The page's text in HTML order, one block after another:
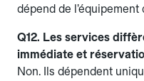
dépend de l’équipement
Q12. Les services
immédiate et
Non. Ils dépendent